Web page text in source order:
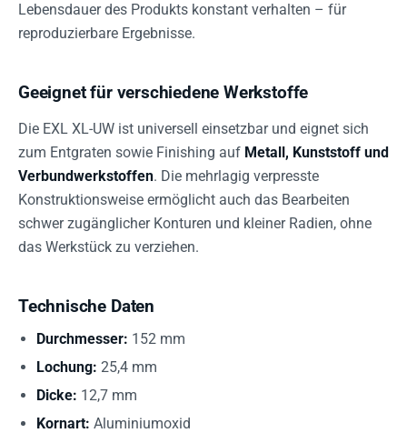
Lebensdauer des Produkts konstant verhalten – für
reproduzierbare Ergebnisse.
Geeignet für verschiedene Werkstoffe
Die EXL XL-UW ist universell einsetzbar und eignet sich
zum Entgraten sowie Finishing auf Metall, Kunststoff und
Verbundwerkstoffen. Die mehrlagig verpresste
Konstruktionsweise ermöglicht auch das Bearbeiten
schwer zugänglicher Konturen und kleiner Radien, ohne
das Werkstück zu verziehen.
Technische Daten
Durchmesser: 152 mm
Lochung: 25,4 mm
Dicke: 12,7 mm
Kornart: Aluminiumoxid